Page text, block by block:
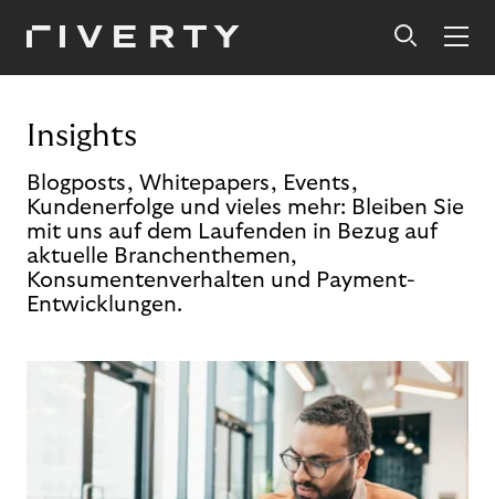
Insights
Blogposts, Whitepapers, Events,
Kundenerfolge und vieles mehr: Bleiben Sie
mit uns auf dem Laufenden in Bezug auf
aktuelle Branchenthemen,
Konsumentenverhalten und Payment-
Entwicklungen.